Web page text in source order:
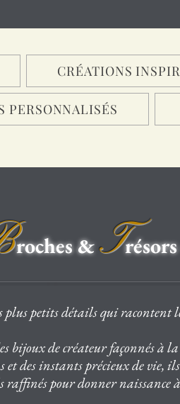
CRÉATIONS
PERSONNALISÉS
roches &T
plus petits détails qui racontent
bijoux de créateur façonnés
des instants précieux de vie,
raffinés pour donner naissance